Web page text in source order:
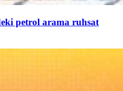
petrol arama ruhsat